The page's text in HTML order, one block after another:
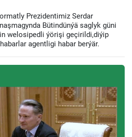
Prezidentimiz Serdar
Bütindünýä saglyk güni
welosipedli ýörişi geçirildi,diýip
agentligi habar berýär.